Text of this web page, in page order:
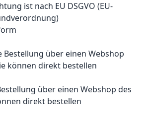
ist nach EU DSGVO (EU-
über einen Webshop des
direkt bestellen